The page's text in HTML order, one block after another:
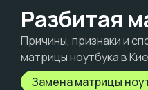
Разбитая
Причины, признаки и
матрицы ноутбука в
Замена матрицы